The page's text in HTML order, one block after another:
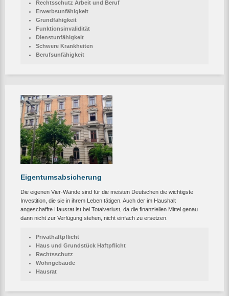
Rechtsschutz Arbeit und Beruf
Erwerbsunfähigkeit
Grundfähigkeit
Funktionsinvalidität
Dienstunfähigkeit
Schwere Krankheiten
Berufsunfähigkeit
Eigentumsabsicherung
Die eigenen Vier-Wände sind für die meisten Deutschen die wichtigste
Investition, die sie in ihrem Leben tätigen. Auch der im Haushalt
angeschaffte Hausrat ist bei Totalverlust, da die finanziellen Mittel genau
dann nicht zur Verfügung stehen, nicht einfach zu ersetzen.
Privathaftpflicht
Haus und Grundstück Haftpflicht
Rechtsschutz
Wohngebäude
Hausrat